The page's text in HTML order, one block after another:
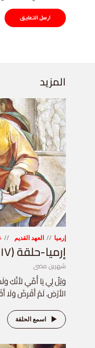
المزيد
إرميا العهد القديم
إرميا-حلقة (١٧): ويل لي يا أمي
شهرين مضى
وَيْلٌ لِي يَا أُمِّي لأَنَّكِ
الأَرْضِ. لَمْ أَقْرِضْ وَلَا
اسمع الحلقة